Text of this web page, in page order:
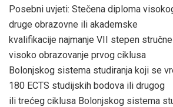
Posebni uvjeti: Stečena diploma
druge obrazovne ili akademske
kvalifikacije najmanje VII stepen
visoko obrazovanje prvog ciklusa
Bolonjskog sistema studiranja koji se
180 ECTS studijskih bodova ili drugog
ili trećeg ciklusa Bolonjskog sistema